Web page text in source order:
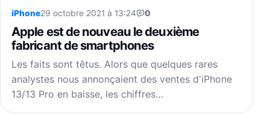
iPhone29 octobre 2021 à 13:24 0
Apple est de nouveau le deuxième
fabricant de smartphones
Les faits sont têtus. Alors que quelques rares
analystes nous annonçaient des ventes d'iPhone
13/13 Pro en baisse, les chiffres…